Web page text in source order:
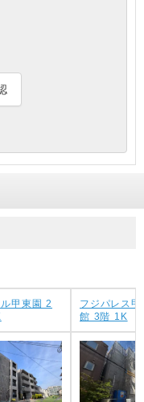
甲東園 2
フジパレス
館 3階 1K